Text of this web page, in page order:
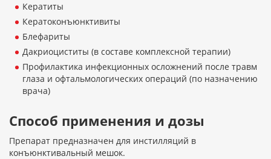
Кератиты
Кератоконъюнктивиты
Блефариты
Дакриоциститы (в составе комплексной терапии)
Профилактика инфекционных осложнений после травм
глаза и офтальмологических операций (по назначению
врача)
Способ применения и дозы
Препарат предназначен для инстилляций в
конъюнктивальный мешок.